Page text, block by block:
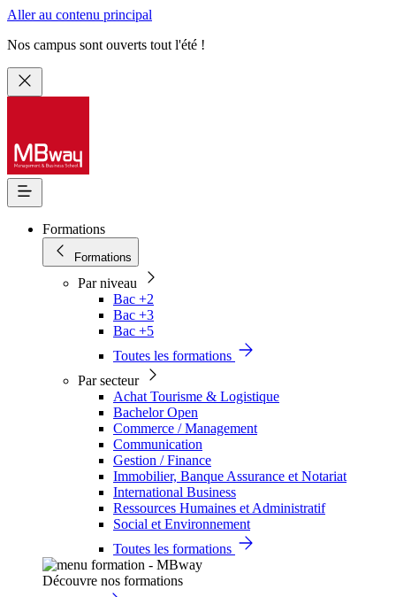
Aller au contenu principal
Nos campus sont ouverts tout l'été !
Formations
Formations
Par niveau
Bac +2
Bac +3
Bac +5
Toutes les formations
Par secteur
Achat Tourisme & Logistique
Bachelor Open
Commerce / Management
Communication
Gestion / Finance
Immobilier, Banque Assurance et Notariat
International Business
Ressources Humaines et Administratif
Social et Environnement
Toutes les formations
Découvre nos formations